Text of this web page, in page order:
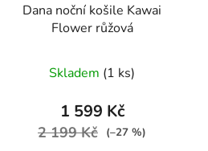
Dana noční košile Kawai
Flower růžová
Skladem (1 ks)
1 599 Kč
2 199 Kč (–27 %)